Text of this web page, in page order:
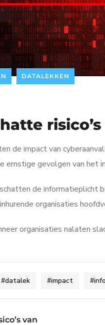
DATALEKKEN
de impact van
ernstige gevolgen van het
de informatieplicht
organisaties
organisaties nalaten
#datalek #impact
van